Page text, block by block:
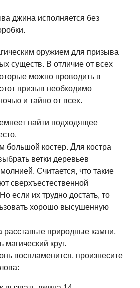
джина исполняется без
оружием для призыва
существ. В отличие от всех
можно проводить в
призыв необходимо
и тайно от всех.
найти подходящее
большой костер. Для костра
ветки деревьев
Считается, что такие
сверхъестественной
если их трудно достать, то
хорошо высушенную
расставьте природные камни,
магический круг.
воспламенится, произнесите